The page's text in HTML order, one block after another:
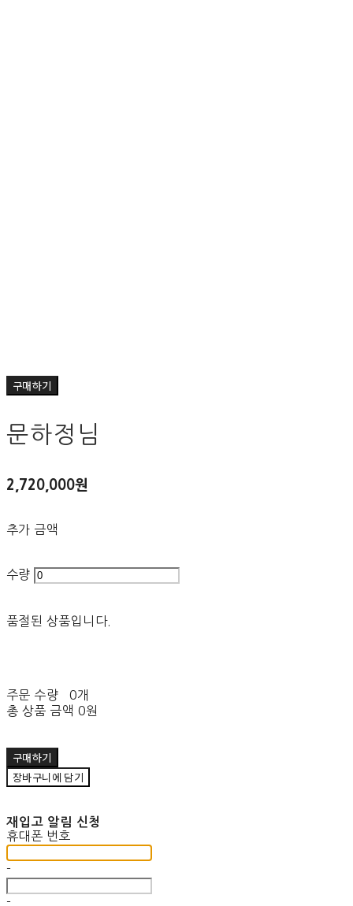
구매하기
문하정님
2,720,000원
추가 금액
수량
품절된 상품입니다.
주문 수량
0개
총 상품 금액 0원
구매하기
장바구니에 담기
재입고 알림 신청
휴대폰 번호
-
-